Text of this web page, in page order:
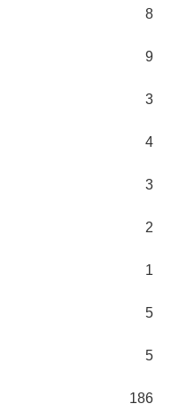
8
9
3
4
3
2
1
5
5
186